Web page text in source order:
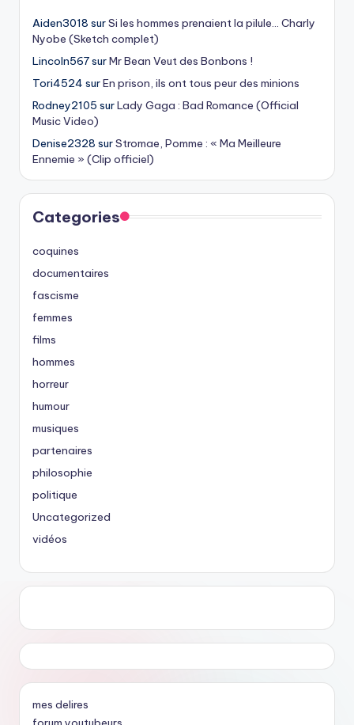
Aiden3018 surSi les hommes prenaient la pilule… Charly
Nyobe (Sketch complet)
Lincoln567surMr Bean Veut des Bonbons !
Tori4524 surEn prison, ils ont tous peur des minions
Rodney2105 surLady Gaga : Bad Romance (Official
Music Video)
Denise2328 surStromae, Pomme : « Ma Meilleure
Ennemie » (Clip officiel)
Categories
coquines
documentaires
fascisme
femmes
films
hommes
horreur
humour
musiques
partenaires
philosophie
politique
Uncategorized
vidéos
mes delires